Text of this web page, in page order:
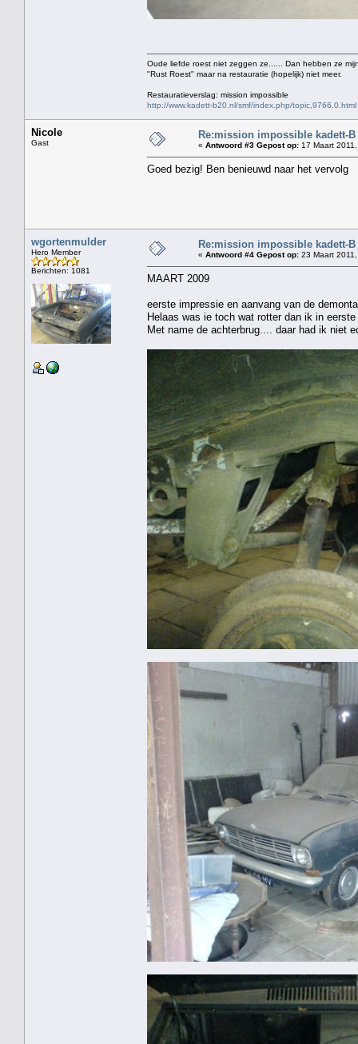
Oude liefde roest niet zeggen ze...... Dan hebben ze
"Rust Roest" maar na restauratie (hopelijk) niet meer.
Restauratieverslag: mission impossible
http://www.kadett-b20.nl/smf/index.php/topic,9766.0.html
Nicole
Gast
Re:mission impossible kadett-B
« Antwoord #3 Gepost op: 17 Maart
Goed bezig! Ben benieuwd naar het vervolg
wgortenmulder
Hero Member
Berichten: 1081
Re:mission impossible kadett-B
« Antwoord #4 Gepost op: 23 Maart
MAART 2009
eerste impressie en aanvang van de
Helaas was ie toch wat rotter dan ik in
Met name de achterbrug.... daar had ik niet